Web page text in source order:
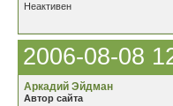
Неактивен
2006-08-08
Аркадий Эйдман
Автор сайта